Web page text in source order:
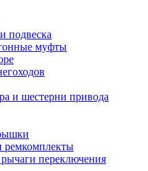
подвеска
муфты
и шестерни привода
ремкомплекты
переключения